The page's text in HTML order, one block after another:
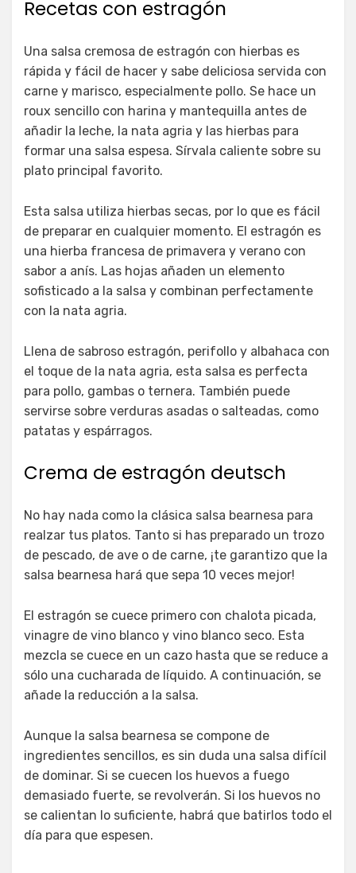
Recetas con estragón
Una salsa cremosa de estragón con hierbas es
rápida y fácil de hacer y sabe deliciosa servida con
carne y marisco, especialmente pollo. Se hace un
roux sencillo con harina y mantequilla antes de
añadir la leche, la nata agria y las hierbas para
formar una salsa espesa. Sírvala caliente sobre su
plato principal favorito.
Esta salsa utiliza hierbas secas, por lo que es fácil
de preparar en cualquier momento. El estragón es
una hierba francesa de primavera y verano con
sabor a anís. Las hojas añaden un elemento
sofisticado a la salsa y combinan perfectamente
con la nata agria.
Llena de sabroso estragón, perifollo y albahaca con
el toque de la nata agria, esta salsa es perfecta
para pollo, gambas o ternera. También puede
servirse sobre verduras asadas o salteadas, como
patatas y espárragos.
Crema de estragón deutsch
No hay nada como la clásica salsa bearnesa para
realzar tus platos. Tanto si has preparado un trozo
de pescado, de ave o de carne, ¡te garantizo que la
salsa bearnesa hará que sepa 10 veces mejor!
El estragón se cuece primero con chalota picada,
vinagre de vino blanco y vino blanco seco. Esta
mezcla se cuece en un cazo hasta que se reduce a
sólo una cucharada de líquido. A continuación, se
añade la reducción a la salsa.
Aunque la salsa bearnesa se compone de
ingredientes sencillos, es sin duda una salsa difícil
de dominar. Si se cuecen los huevos a fuego
demasiado fuerte, se revolverán. Si los huevos no
se calientan lo suficiente, habrá que batirlos todo el
día para que espesen.